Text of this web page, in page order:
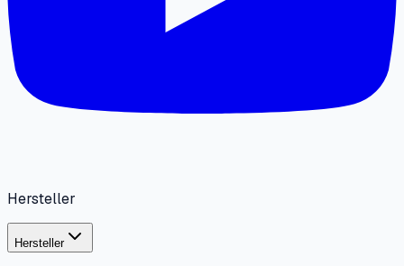
Hersteller
Hersteller